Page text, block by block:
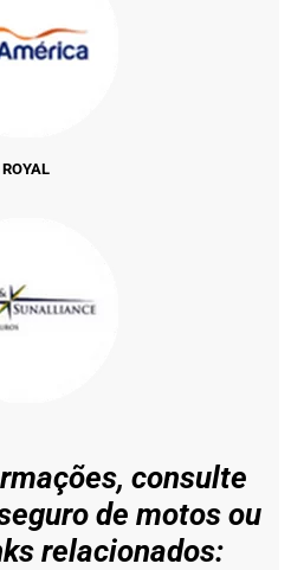
ROYAL
consulte
de motos ou
relacionados: